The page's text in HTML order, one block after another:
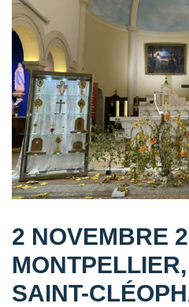
2 NOVEMBRE
SAINT-